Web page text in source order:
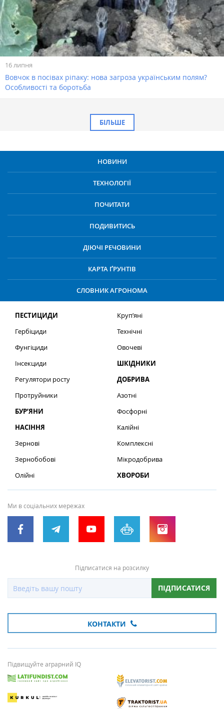
16 липня
Вовчок в посівах ріпаку: нова загроза українським полям?
Особливості та боротьба
БІЛЬШЕ
НОВИНИ
ТЕХНОЛОГІЇ
ПОЧИТАТИ
ПОДИВИТИСЬ
ДІЮЧІ РЕЧОВИНИ
КАРТА ҐРУНТІВ
СЛОВНИК АГРОНОМА
ПЕСТИЦИДИ
Гербіциди
Фунгіциди
Інсекциди
Регулятори росту
Протруйники
БУР’ЯНИ
НАСІННЯ
Зернові
Зернобобові
Олійні
Круп’яні
Технічні
Овочеві
ШКІДНИКИ
ДОБРИВА
Азотні
Фосфорні
Калійні
Комплексні
Мікродобрива
ХВОРОБИ
Ми в соціальних мережах
Підписатися на розсилку
ПІДПИСАТИСЯ
КОНТАКТИ
Підвищуйте аграрний IQ